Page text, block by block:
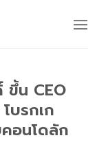
น CEO
บรกเก
อนโดลัก